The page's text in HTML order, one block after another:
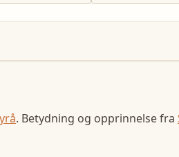
. Betydning og opprinnelse fra